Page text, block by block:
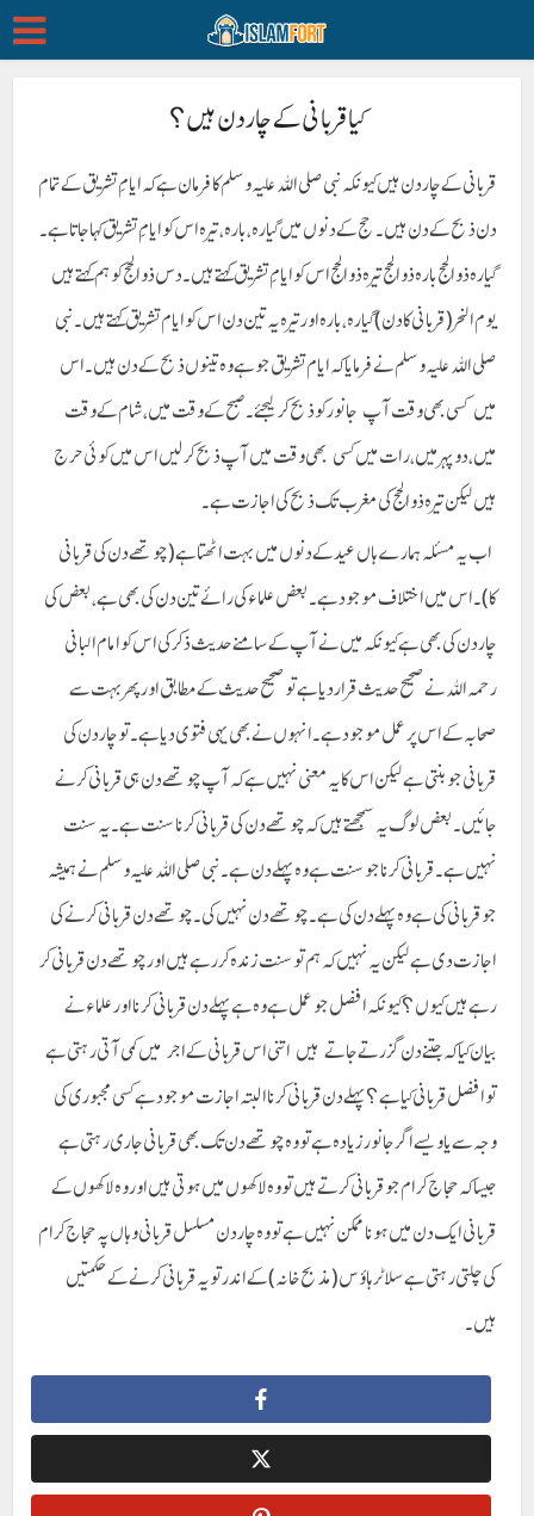
کیا قربانی کے چار دن ہیں؟
قربانی کے چار دن ہیں کیونکہ نبی صلی اللہ علیہ وسلم کا فرمان ہے کہ ایامِ تشریق کے تمام
دن ذبح کے دن ہیں۔ حج کے دنوں میں گیارہ، بارہ، تیرہ اس کو ایامِ تشریق کہا جاتا ہے۔
گیارہ ذوالحج بارہ ذوالحج تیرہ ذوالحج اس کو ایامِ تشریق کہتے ہیں۔ دس ذوالحج کو ہم کہتے ہیں
یوم النحر (قربانی کا دن) گیارہ، بارہ اور تیرہ یہ تین دن اس کو ایام تشریق کہتے ہیں۔ نبی
صلی اللہ علیہ وسلم نے فرمایا کہ ایام تشریق جو ہے وہ تینوں ذبح کے دن ہیں۔ اس
میں کسی بھی وقت آپ جانور کو ذبح کر لیجئے۔ صبح کے وقت میں، شام کے وقت
میں، دوپہر میں ، رات میں کسی بھی وقت میں آپ ذبح کر لیں اس میں کوئی حرج
ہیں لیکن تیرہ ذوالحج کی مغرب تک ذبح کی اجازت ہے۔
اب یہ مسئلہ ہمارے ہاں عید کے دنوں میں بہت اٹھتا ہے (چوتھے دن کی قربانی
کا)۔ اس میں اختلاف موجود ہے۔ بعض علماء کی رائے تین دن کی بھی ہے، بعض کی
چار دن کی بھی ہے کیونکہ میں نے آپ کے سامنے حدیث ذکر کی اس کو امام البانی
رحمہ اللہ نے صحیح حدیث قرار دیا ہے تو صحیح حدیث کے مطابق اور پھر بہت سے
صحابہ کے اس پر عمل موجود ہے۔ انہوں نے بھی یہی فتوی دیا ہے۔ تو چار دن کی
قربانی جو بنتی ہے لیکن اس کا یہ معنی نہیں ہے کہ آپ چوتھے دن ہی قربانی کرنے
جائیں۔ بعض لوگ یہ سمجھتے ہیں کہ چوتھے دن کی قربانی کرنا سنت ہے۔ یہ سنت
نہیں ہے۔ قربانی کرنا جو سنت ہے وہ پہلے دن ہے۔ نبی صلی اللہ علیہ وسلم نے ہمیشہ
جو قربانی کی ہے وہ پہلے دن کی ہے۔ چوتھے دن نہیں کی۔ چوتھے دن قربانی کرنے کی
اجازت دی ہے لیکن یہ نہیں کہ ہم تو سنت زندہ کر رہے ہیں اور چوتھے دن قربانی کر
رہے ہیں کیوں؟ کیونکہ افضل جو عمل ہے وہ ہے پہلے دن قربانی کرنا اور علماء نے
بیان کیا کہ جتنے دن گزرتے جاتے ہیں اتنی اس قربانی کے اجر میں کمی آتی رہتی ہے
تو افضل قربانی کیا ہے؟ پہلے دن قربانی کرنا البتہ اجازت موجود ہے کسی مجبوری کی
وجہ سے یا ویسے اگر جانور زیادہ ہے تو وہ چوتھے دن تک بھی قربانی جاری رہتی ہے
جیسا کہ حجاج کرام جو قربانی کرتے ہیں تو وہ لاکھوں میں ہوتی ہیں اور وہ لاکھوں کے
قربانی ایک دن میں ہونا ممکن نہیں ہے تو وہ چار دن مسلسل قربانی وہاں پہ حجاج کرام
کی چلتی رہتی ہے سلاٹر ہاؤس (مذبح خانہ) کے اندر تو یہ قربانی کرنے کے حکمتیں
ہیں۔